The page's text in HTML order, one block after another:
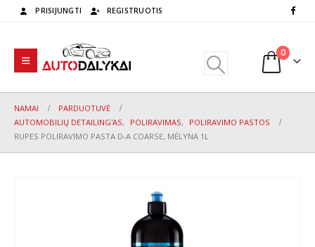
PRISIJUNGTI REGISTRUOTIS
0
NAMAI
PARDUOTUVĖ
AUTOMOBILIŲ DETAILING'AS, POLIRAVIMAS,
POLIRAVIMO PASTOS
RUPES POLIRAVIMO PASTA D-A COARSE, MĖLYNA 1L